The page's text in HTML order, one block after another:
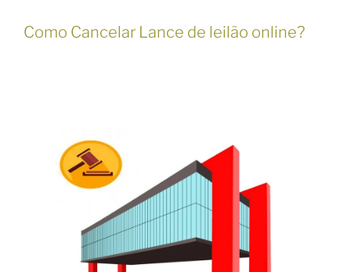
Como Cancelar Lance de leilão online?